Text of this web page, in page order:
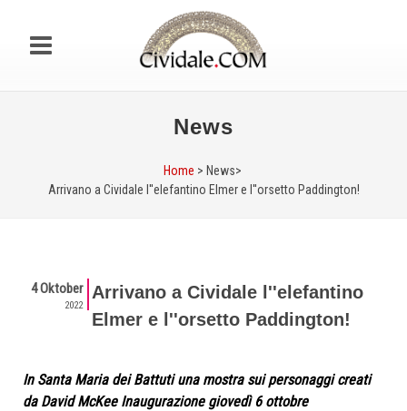
News
Home > News>
Arrivano a Cividale l''elefantino Elmer e l''orsetto Paddington!
4 Oktober
2022
Arrivano a Cividale l''elefantino
Elmer e l''orsetto Paddington!
In Santa Maria dei Battuti una mostra sui personaggi creati
da David McKee Inaugurazione giovedì 6 ottobre